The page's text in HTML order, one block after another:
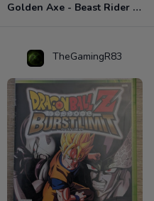
Golden Axe - Beast Rider Xbox 360
TheGamingR83